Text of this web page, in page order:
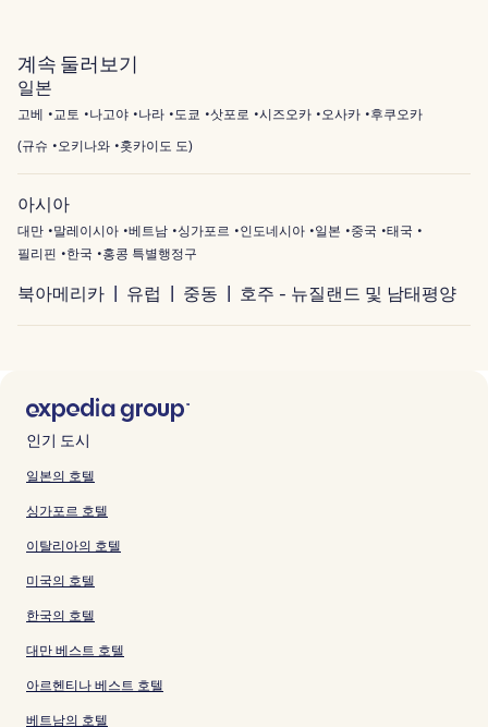
계속 둘러보기
일본
고베 교토 나고야 나라 도쿄 삿포로 시즈오카 오사카
후쿠오카
(규슈 오키나와 홋카이도 도)
아시아
대만 말레이시아 베트남 싱가포르 인도네시아 일본 중국
태국
필리핀
한국 홍콩 특별행정구
북아메리카 유럽 중동 호주 - 뉴질랜드 및 남태평양
인기 도시
일본의 호텔
싱가포르 호텔
이탈리아의 호텔
미국의 호텔
한국의 호텔
대만 베스트 호텔
아르헨티나 베스트 호텔
베트남의 호텔